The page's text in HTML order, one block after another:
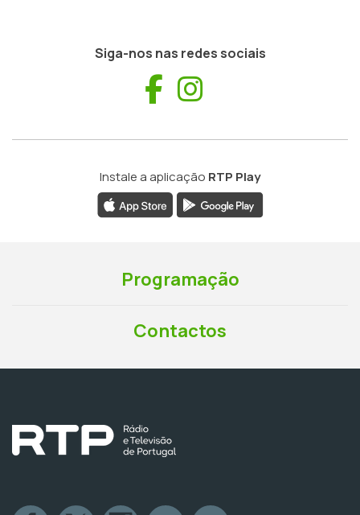
Siga-nos nas redes sociais
Facebook
Instale a aplicação RTP Play
Programação
Contactos